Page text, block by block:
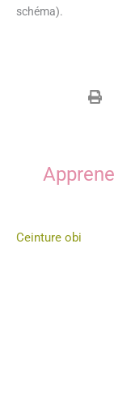
schéma).
Ceinture obi